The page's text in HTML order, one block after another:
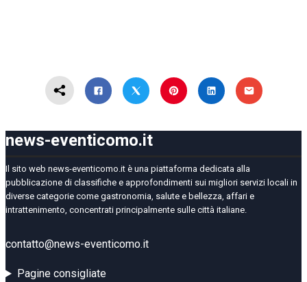
news-eventicomo.it
Il sito web news-eventicomo.it è una piattaforma dedicata alla
pubblicazione di classifiche e approfondimenti sui migliori servizi locali in
diverse categorie come gastronomia, salute e bellezza, affari e
intrattenimento, concentrati principalmente sulle città italiane.
contatto@news-eventicomo.it
Pagine consigliate